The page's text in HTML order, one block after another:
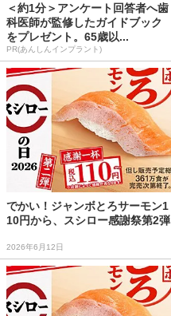
＜約1分＞アンケート回答者へ歯
科医師が監修したガイドブック
をプレゼント。65歳以...
PR(あんしんインプラント)
でかい！ジャンボとろサーモン1
10円から、スシロー感謝祭第2弾
2026年6月12日